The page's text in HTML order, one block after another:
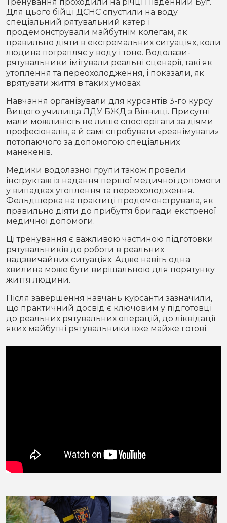
Для цього бійці ДСНС спустили на воду
спеціальний рятувальний катер і
продемонстрували майбутнім колегам, як
правильно діяти в екстремальних ситуаціях, коли
людина потрапляє у воду і тоне. Водолази-
рятувальники імітували реальні сценарії, такі як
утоплення та переохолодження, і показали, як
врятувати життя в таких умовах.
Навчання організували для курсантів 3-го курсу
Вищого училища ЛДУ БЖД з Вінниці. Присутні
мали можливість не лише спостерігати за діями
професіоналів, а й самі спробувати «реанімувати»
потопаючого за допомогою спеціальних
манекенів.
Медики водолазної групи також провели
інструктаж із надання першої медичної допомоги
у випадках утоплення та переохолодження.
Фельдшерка на практиці продемонструвала, як
правильно діяти до прибуття бригади екстреної
медичної допомоги.
Ці тренування є важливою частиною підготовки
рятувальників до роботи в реальних
надзвичайних ситуаціях. Адже навіть одна
хвилина може бути вирішальною для порятунку
життя людини.
Після завершення навчань курсанти зазначили,
що практичний досвід є ключовим у підготовці
до реальних рятувальних операцій, до ліквідації
яких майбутні рятувальники вже майже готові.